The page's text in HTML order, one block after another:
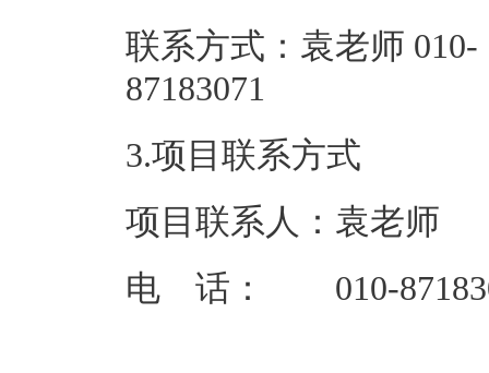
联系方式：袁老师 010-
3.项目联系方式
项目联系人：袁老师
电 话： 010-